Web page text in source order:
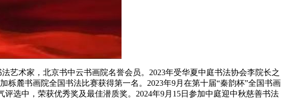
术家，北京书中云书画院名誉会员。2023年受华夏中庭书法协会李院长之
麓书画院全国书法比赛获得第一名。2023年9月在第十届“秦韵杯”全国书画
选中，荣获优秀奖及最佳潜质奖。2024年9月15日参加中庭迎中秋慈善书法